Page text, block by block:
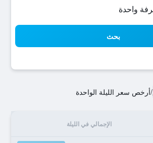
بحث
/أرخص سعر الليلة الواحدة
الإجمالي في الليلة